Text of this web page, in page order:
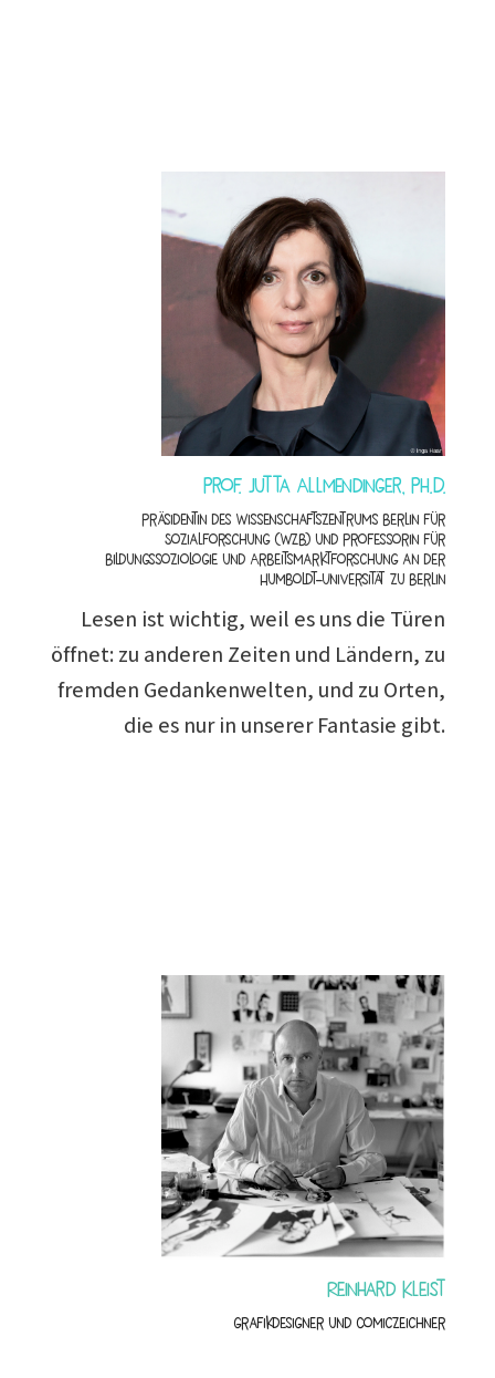
Prof. Jutta Allmendinger, Ph.D.
Präsidentin des Wissenschaftszentrums Berlin für
Sozialforschung (WZB) und Professorin für
Bildungssoziologie und Arbeitsmarktforschung an der
Humboldt-Universität zu Berlin
Lesen ist wichtig, weil es uns die Türen
öffnet: zu anderen Zeiten und Ländern, zu
fremden Gedankenwelten, und zu Orten,
die es nur in unserer Fantasie gibt.
Reinhard Kleist
Grafikdesigner und Comiczeichner